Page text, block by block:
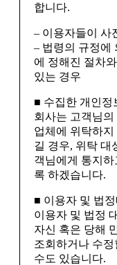
합니다.
– 이용자들이 사
– 법령의 규정에
에 정해진 절차
있는 경우
■ 수집한 개인정
회사는 고객님
업체에 위탁하
길 경우, 위탁 대
객님에게 통지
록 하겠습니다.
■ 이용자 및 법
이용자 및 법정
자신 혹은 당해
조회하거나 수
수도 있습니다.